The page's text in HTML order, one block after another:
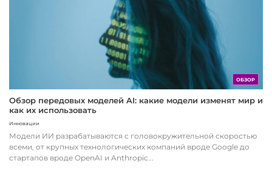
ОБЗОР
Обзор передовых моделей AI: какие модели изменят мир и
как их использовать
Инновации
Модели ИИ разрабатываются с головокружительной скоростью
всеми, от крупных технологических компаний вроде Google до
стартапов вроде OpenAI и Anthropic...